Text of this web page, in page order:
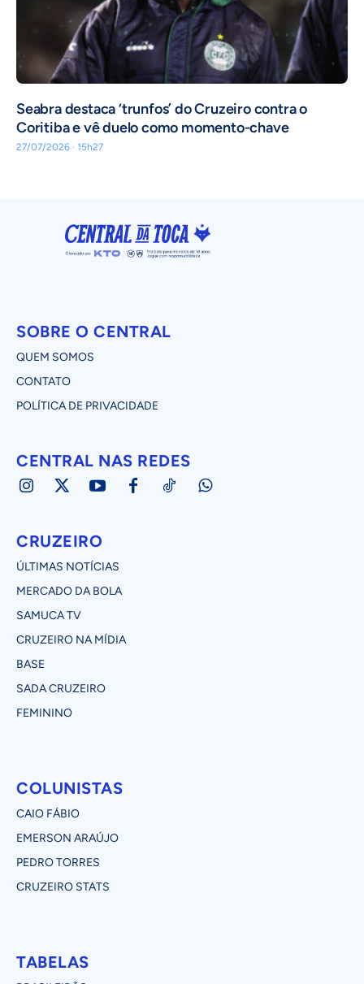
Seabra destaca ‘trunfos’ do Cruzeiro contra o
Coritiba e vê duelo como momento-chave
27/07/2026 · 15h27
SOBRE O CENTRAL
QUEM SOMOS
CONTATO
POLÍTICA DE PRIVACIDADE
CENTRAL NAS REDES
CRUZEIRO
ÚLTIMAS NOTÍCIAS
MERCADO DA BOLA
SAMUCA TV
CRUZEIRO NA MÍDIA
BASE
SADA CRUZEIRO
FEMININO
COLUNISTAS
CAIO FÁBIO
EMERSON ARAÚJO
PEDRO TORRES
CRUZEIRO STATS
TABELAS